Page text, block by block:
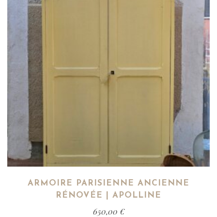
ARMOIRE PARISIENNE ANCIENNE
RÉNOVÉE | APOLLINE
650,00 €